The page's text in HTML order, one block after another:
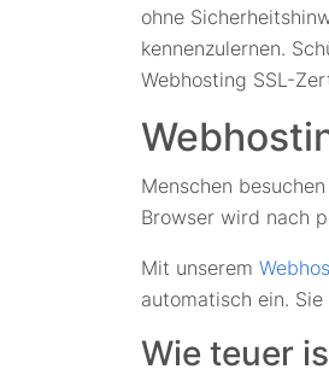
ohne
kennenzulernen.
Webhosting SSL-
Menschen
Browser wird nach
Mit unserem
automatisch ein.
Wie teuer